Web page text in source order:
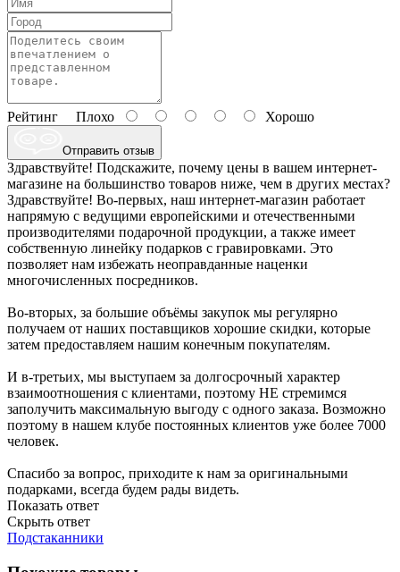
Рейтинг Плохо Хорошо
Отправить отзыв
Здравствуйте! Подскажите, почему цены в вашем интернет-
магазине на большинство товаров ниже, чем в других местах?
Здравствуйте! Во-первых, наш интернет-магазин работает
напрямую с ведущими европейскими и отечественными
производителями подарочной продукции, а также имеет
собственную линейку подарков с гравировками. Это
позволяет нам избежать неоправданные наценки
многочисленных посредников.
Во-вторых, за большие объёмы закупок мы регулярно
получаем от наших поставщиков хорошие скидки, которые
затем предоставляем нашим конечным покупателям.
И в-третьих, мы выступаем за долгосрочный характер
взаимоотношения с клиентами, поэтому НЕ стремимся
заполучить максимальную выгоду с одного заказа. Возможно
поэтому в нашем клубе постоянных клиентов уже более 7000
человек.
Спасибо за вопрос, приходите к нам за оригинальными
подарками, всегда будем рады видеть.
Показать ответ
Скрыть ответ
Подстаканники